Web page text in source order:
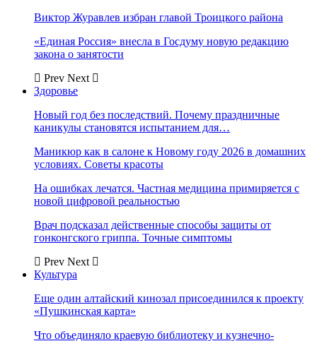
Виктор Журавлев избран главой Троицкого района
«Единая Россия» внесла в Госдуму новую редакцию
закона о занятости
Prev Next
Здоровье
Новый год без последствий. Почему праздничные
каникулы становятся испытанием для…
Маникюр как в салоне к Новому году 2026 в домашних
условиях. Советы красоты
На ошибках лечатся. Частная медицина примиряется с
новой цифровой реальностью
Врач подсказал действенные способы защиты от
гонконгского гриппа. Точные симптомы
Prev Next
Культура
Еще один алтайский кинозал присоединился к проекту
«Пушкинская карта»
Что объединяло краевую библиотеку и кузнечно-